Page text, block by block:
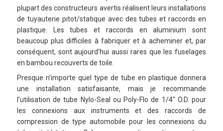
plupart des constructeurs avertis réalisent leurs installations
de tuyauterie pitot/statique avec des tubes et raccords en
plastique. Les tubes et raccords en aluminium sont
beaucoup plus difficiles à fabriquer et à acheminer et, par
conséquent, sont aujourd’hui aussi rares que les fuselages
en bambou recouverts de toile.
Presque n’importe quel type de tube en plastique donnera
une installation satisfaisante, mais je recommande
l’utilisation de tube Nylo-Seal ou Poly-Flo de 1/4″ O.D. pour
les connexions aux instruments et des raccords de
compression de type automobile pour les connexions du